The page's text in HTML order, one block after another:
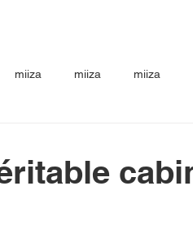
miiza miiza miiza